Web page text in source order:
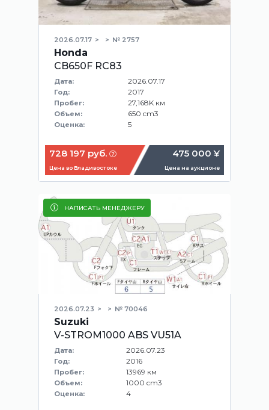
2026.07.17 № 2757
Honda
CB650F RC83
Дата: 2026.07.17
Год: 2017
Пробег: 27,168K км
Объем: 650 cm3
Оценка: 5
728 197 руб.
Цена во Владивостоке
475 000 ¥
Цена на аукционе
НАПИСАТЬ МЕНЕДЖЕРУ
2026.07.23 № 70046
Suzuki
V-STROM1000 ABS VU51A
Дата: 2026.07.23
Год: 2016
Пробег: 13969 км
Объем: 1000 cm3
Оценка: 4